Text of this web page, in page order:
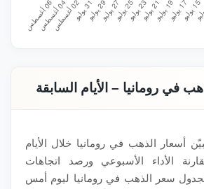
في رومانيا – الأيام السابقة
أسعار الذهب في رومانيا خلال الأيام
الأداء الأسبوعي ورصد اتجاهات
سعر الذهب في رومانيا ليوم أمس